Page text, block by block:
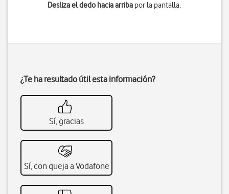
Desliza el dedo hacia arriba por la pantalla.
¿Te ha resultado útil esta información?
Sí, gracias
Sí, con queja a Vodafone